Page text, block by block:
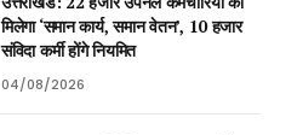
मिलेगा ‘समान कार्य, समान वेतन’, 10 हजार
संविदा कर्मी होंगे नियमित
04/08/2026